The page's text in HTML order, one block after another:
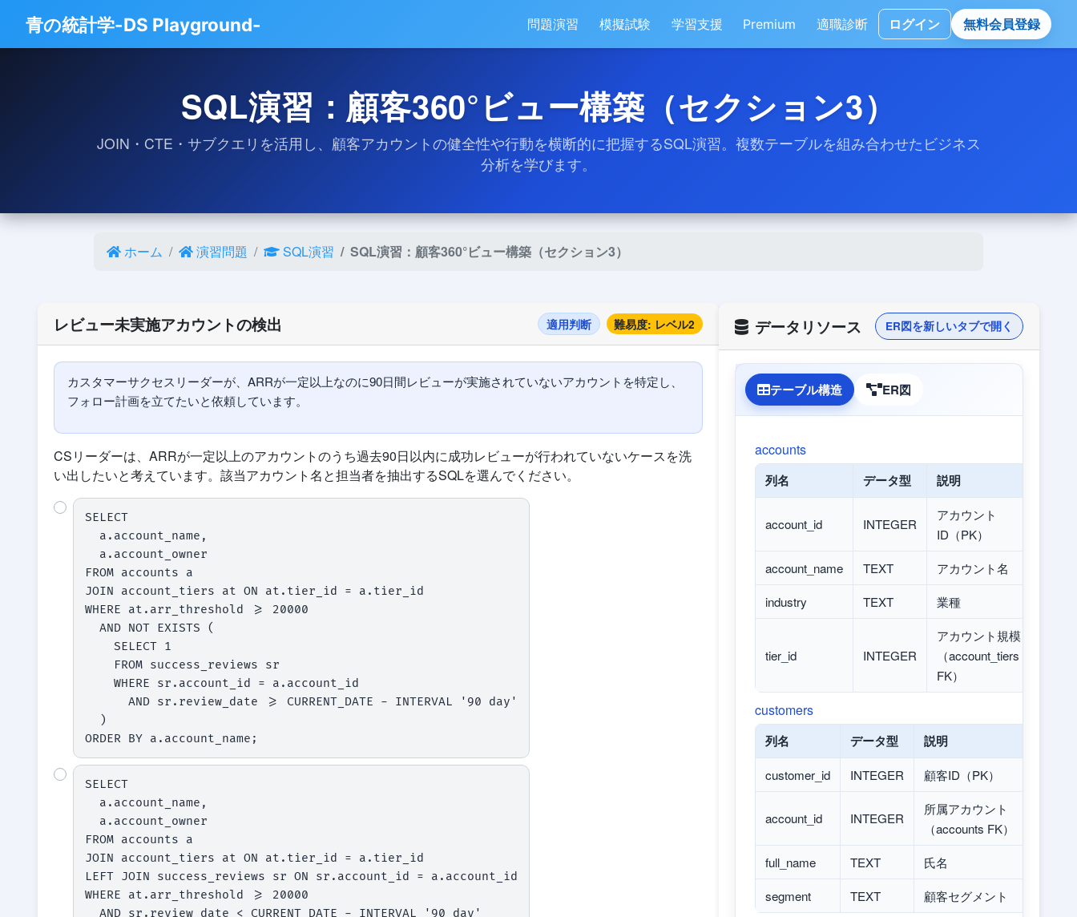
青の統計学-DS Playground- 問題演習 模擬試験 学習支援 Premium 適職診断 ログイン 無料会員登録
SQL演習：顧客360°ビュー構築（セクション3）
JOIN・CTE・サブクエリを活用し、顧客アカウントの健全性や行動を横断的に把握するSQL演習。複数テーブルを組み合わせたビジネス
分析を学びます。
ホーム 演習問題 SQL演習 SQL演習：顧客360°ビュー構築（セクション3）
レビュー未実施アカウントの検出 適用判断 難易度: レベル2
カスタマーサクセスリーダーが、ARRが一定以上なのに90日間レビューが実施されていないアカウントを特定し、
フォロー計画を立てたいと依頼しています。
CSリーダーは、ARRが一定以上のアカウントのうち過去90日以内に成功レビューが行われていないケースを洗
い出したいと考えています。該当アカウント名と担当者を抽出するSQLを選んでください。
SELECT
FROM accounts a
JOIN account_tiers at ON at.tier_id = a.tier_id
WHERE at.arr_threshold >= 20000
ORDER BY a.account_name;
SELECT
FROM accounts a
JOIN account_tiers at ON at.tier_id = a.tier_id
LEFT JOIN success_reviews sr ON sr.account_id = a.account_id
WHERE at.arr_threshold >= 20000
データリソース ER図を新しいタブで開く
テーブル構造 ER図
accounts
列名 データ型 説明
account_id INTEGER
アカウント
ID（PK）
account_name
TEXT
アカウント名
industry
TEXT 業種
tier_id INTEGER
アカウント規模
（account_tiers
FK）
customers
列名 データ型 説明
customer_id INTEGER 顧客ID（PK）
account_id INTEGER
所属アカウント
（accounts FK）
full_name
TEXT
氏名
segment
TEXT 顧客セグメント